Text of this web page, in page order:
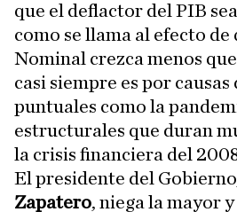
que el deflactor del PIB
como se llama al efecto de
Nominal crezca menos
casi siempre es por causas
puntuales como la
estructurales que duran
la crisis financiera del
El presidente del
Zapatero, niega la mayor